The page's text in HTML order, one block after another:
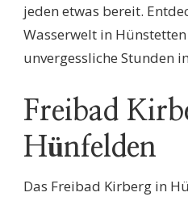
jeden etwas bereit.
Wasserwelt in
unvergessliche Stunden
Freibad
Hünfelden
Das Freibad Kirberg in